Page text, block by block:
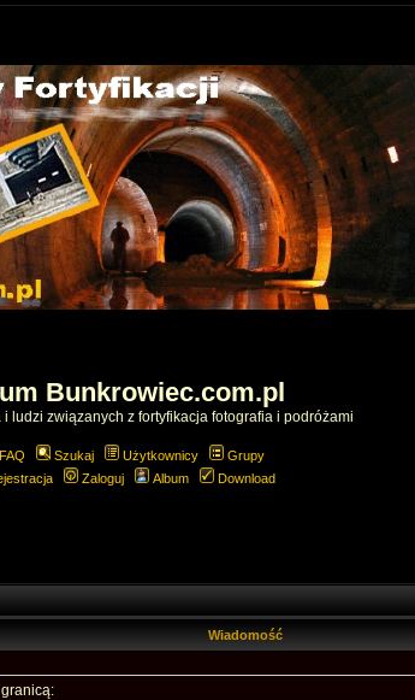
Bunkrowiec.com.pl
ludzi związanych z fortyfikacja fotografia i podróżami
FAQ Szukaj Użytkownicy
Grupy
Zaloguj Album Download
Wiadomość